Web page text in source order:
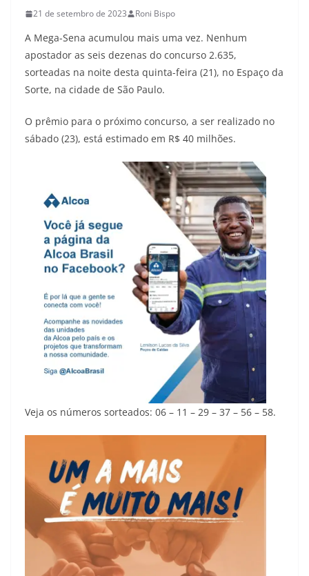
21 de setembro de 2023 Roni Bispo
A Mega-Sena acumulou mais uma vez. Nenhum
apostador as seis dezenas do concurso 2.635,
sorteadas na noite desta quinta-feira (21), no Espaço da
Sorte, na cidade de São Paulo.
O prêmio para o próximo concurso, a ser realizado no
sábado (23), está estimado em R$ 40 milhões.
Veja os números sorteados: 06 – 11 – 29 – 37 – 56 – 58.